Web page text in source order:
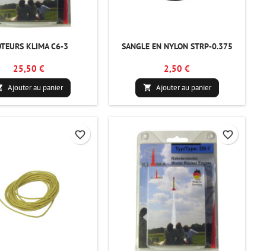
KLIMA C6-3
25,50 €
Ajouter au panier
SANGLE EN NYLON STRP-0.375
2,50 €
 Ajouter au panier
favorite_border favorite_border